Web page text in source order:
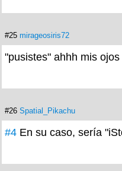
#25 mirageosiris72
"pusistes" ahhh mis ojos
#26 Spatial_Pikachu
#4 En su caso, sería